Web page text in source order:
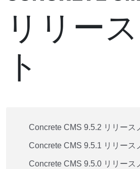
リリー
ト
Concrete CMS 9.5.2 リリース
Concrete CMS 9.5.1 リリース
Concrete CMS 9.5.0 リリース